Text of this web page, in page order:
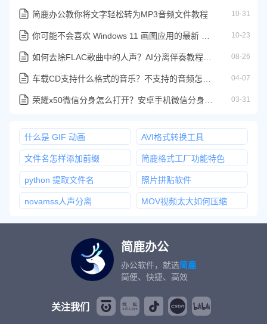
简鹿办公教你将文字轻松转为MP3音频文件教程 10-31
10-23
08-26
04-07
03-31
什么是 GIF 动画 AVI格式转换工具
文件名怎样添加前缀 简鹿格式工厂功能特色
python 提取文件名 照片拼贴软件
novamss人声分离 MOV视频太大如何压缩
简鹿办公
办公软件，就选简鹿
简便、快捷、高效
关注我们